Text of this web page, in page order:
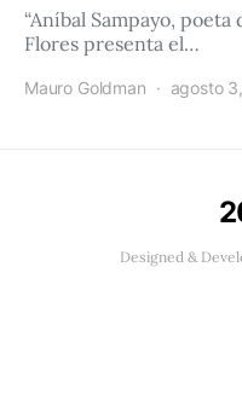
“Aníbal Sampayo,
Flores presenta el…
Mauro Goldman agosto
Designed &